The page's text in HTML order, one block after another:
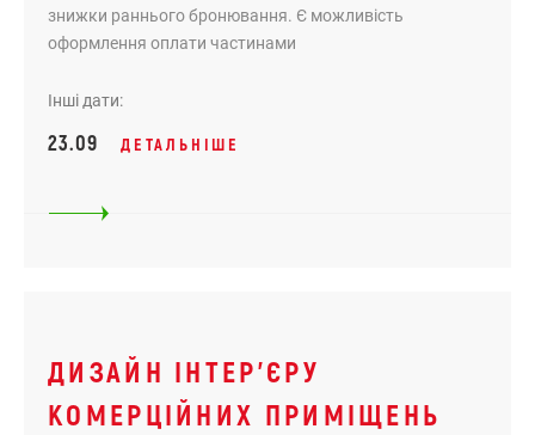
знижки раннього бронювання. Є можливість
оформлення оплати частинами
Інші дати:
23.09 ДЕТАЛЬНІШЕ
ДИЗАЙН ІНТЕР’ЄРУ
КОМЕРЦІЙНИХ ПРИМІЩЕНЬ